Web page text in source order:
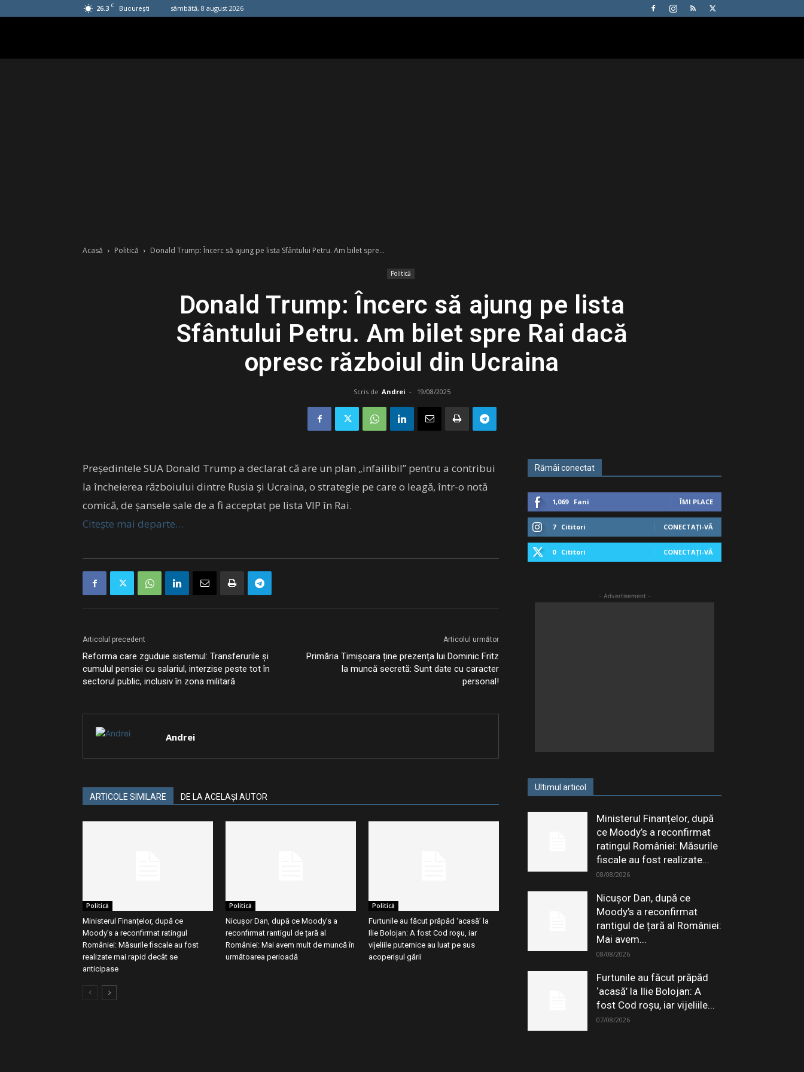
26.3 C București sâmbătă, 8 august 2026
Acasă Politică Donald Trump: Încerc să ajung pe lista Sfântului Petru. Am bilet spre...
Politică
Donald Trump: Încerc să ajung pe lista
Sfântului Petru. Am bilet spre Rai dacă
opresc războiul din Ucraina
Scris de Andrei - 19/08/2025
Președintele SUA Donald Trump a declarat că are un plan „infailibil” pentru a contribui
la încheierea războiului dintre Rusia și Ucraina, o strategie pe care o leagă, într-o notă
comică, de șansele sale de a fi acceptat pe lista VIP în Rai.
Citește mai departe…
Articolul precedent
Reforma care zguduie sistemul: Transferurile și
cumulul pensiei cu salariul, interzise peste tot în
sectorul public, inclusiv în zona militară
Articolul următor
Primăria Timișoara ține prezența lui Dominic Fritz
la muncă secretă: Sunt date cu caracter
personal!
Andrei
ARTICOLE SIMILARE DE LA ACELAȘI AUTOR
Politică
Ministerul Finanțelor, după ce
Moody’s a reconfirmat ratingul
României: Măsurile fiscale au fost
realizate mai rapid decât se
anticipase
Politică
Nicușor Dan, după ce Moody’s a
reconfirmat rantigul de țară al
României: Mai avem mult de muncă în
următoarea perioadă
Politică
Furtunile au făcut prăpăd ‘acasă’ la
Ilie Bolojan: A fost Cod roșu, iar
vijeliile puternice au luat pe sus
acoperișul gării
Rămâi conectat
1,069 Fani ÎMI PLACE
7 Cititori CONECTAȚI-VĂ
0 Cititori CONECTAȚI-VĂ
- Advertisement -
Ultimul articol
Ministerul Finanțelor, după
ce Moody’s a reconfirmat
ratingul României: Măsurile
fiscale au fost realizate...
08/08/2026
Nicușor Dan, după ce
Moody’s a reconfirmat
rantigul de țară al României:
Mai avem...
08/08/2026
Furtunile au făcut prăpăd
‘acasă’ la Ilie Bolojan: A
fost Cod roșu, iar vijeliile...
07/08/2026